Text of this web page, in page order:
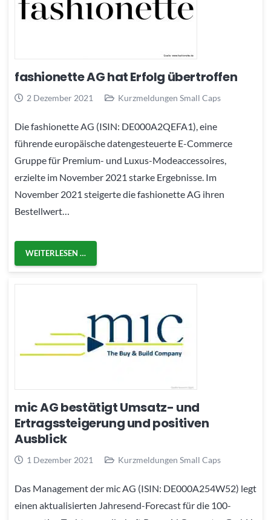
fashionette AG hat Erfolg übertroffen
2 Dezember 2021 Kurzmeldungen Small Caps
Die fashionette AG (ISIN: DE000A2QEFA1), eine
führende europäische datengesteuerte E-Commerce
Gruppe für Premium- und Luxus-Modeaccessoires,
erzielte im November 2021 starke Ergebnisse. Im
November 2021 steigerte die fashionette AG ihren
Bestellwert…
WEITERLESEN …
mic AG bestätigt Umsatz- und
Ertragssteigerung und positiven
Ausblick
1 Dezember 2021 Kurzmeldungen Small Caps
Das Management der mic AG (ISIN: DE000A254W52) legt
einen aktualisierten Jahresend-Forecast für die 100-